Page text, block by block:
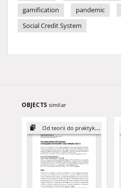
gamification
pandemic
Social Credit System
OBJECTS similar
Od teorii do praktyki zarządzania